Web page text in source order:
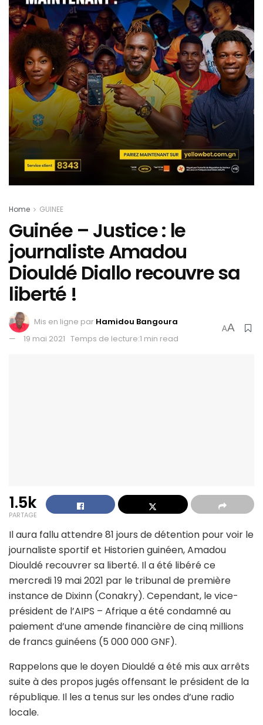
Home GUINEE
Guinée – Justice : le
journaliste Amadou
Diouldé Diallo recouvre sa
liberté !
Mis en ligne par Hamidou Bangoura
19 mai 2021 Temps de lecture:1 min read
AA
1.5k
PARTAGE
Il aura fallu attendre 81 jours de détention pour voir le
journaliste sportif et Historien guinéen, Amadou
Diouldé recouvrer sa liberté. Il a été libéré ce
mercredi 19 mai 2021 par le tribunal de première
instance de Dixinn (Conakry). Cependant, le vice-
président de l’AIPS – Afrique a été condamné au
paiement d’une amende financière de cinq millions
de francs guinéens (5 000 000 GNF).
Rappelons que le doyen Diouldé a été mis aux arrêts
suite à des propos jugés offensant le président de la
république. Il les a tenus sur les ondes d’une radio
locale.